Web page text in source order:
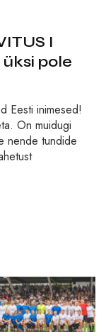
I
pole
Eesti inimesed!
On muidugi
nende tundide